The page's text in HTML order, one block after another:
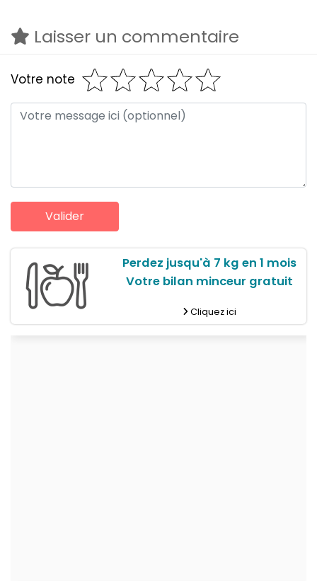
Laisser un commentaire
Votre note
Perdez jusqu'à 7 kg en 1 mois
Votre bilan minceur gratuit
Cliquez ici